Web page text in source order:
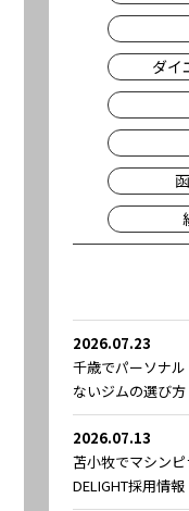
ダイ
2026.07.23
千歳でパーソナ
ないジムの選び方
2026.07.13
苫小牧でマシンピ
DELIGHT採用情報